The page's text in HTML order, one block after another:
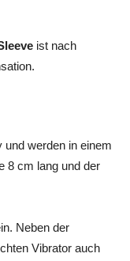
ist nach
werden in einem
8 cm lang und der
Neben der
Vibrator auch